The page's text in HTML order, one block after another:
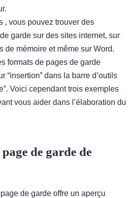
, vous pouvez trouver des
garde sur des sites internet, sur
de mémoire et même sur Word.
formats de pages de garde
“insertion” dans la barre d’outils
Voici cependant trois exemples
vous aider dans l’élaboration du
de garde de
de garde offre un aperçu